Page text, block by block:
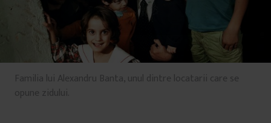
Familia lui Alexandru Banta, unul dintre locatarii care se
opune zidului.